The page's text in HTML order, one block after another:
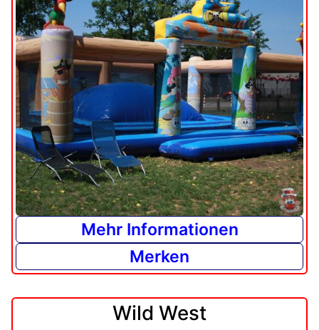
Mehr Informationen
Merken
Wild West